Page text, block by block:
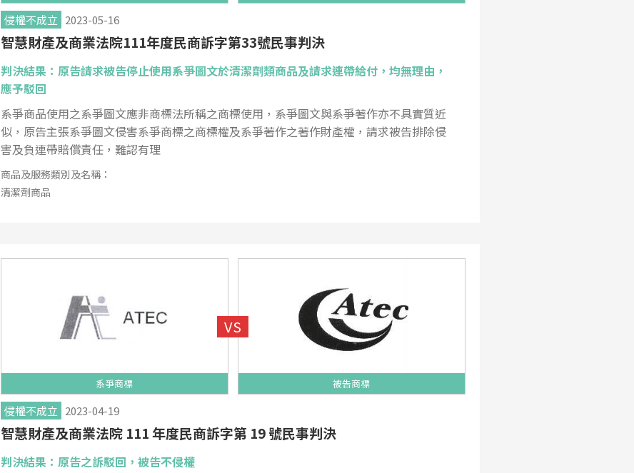
侵權不成立 2023-05-16
智慧財產及商業法院111年度民商訴字第33號民事判決
判決結果：原告請求被告停止使用系爭圖文於清潔劑類商品及請求連帶給付，均無理由，
應予駁回
系爭商品使用之系爭圖文應非商標法所稱之商標使用，系爭圖文與系爭著作亦不具實質近
似，原告主張系爭圖文侵害系爭商標之商標權及系爭著作之著作財產權，請求被告排除侵
害及負連帶賠償責任，難認有理
商品及服務類別及名稱：
清潔劑商品
系爭商標 被告商標
侵權不成立 2023-04-19
智慧財產及商業法院 111 年度民商訴字第 19 號民事判決
判決結果：原告之訴駁回，被告不侵權